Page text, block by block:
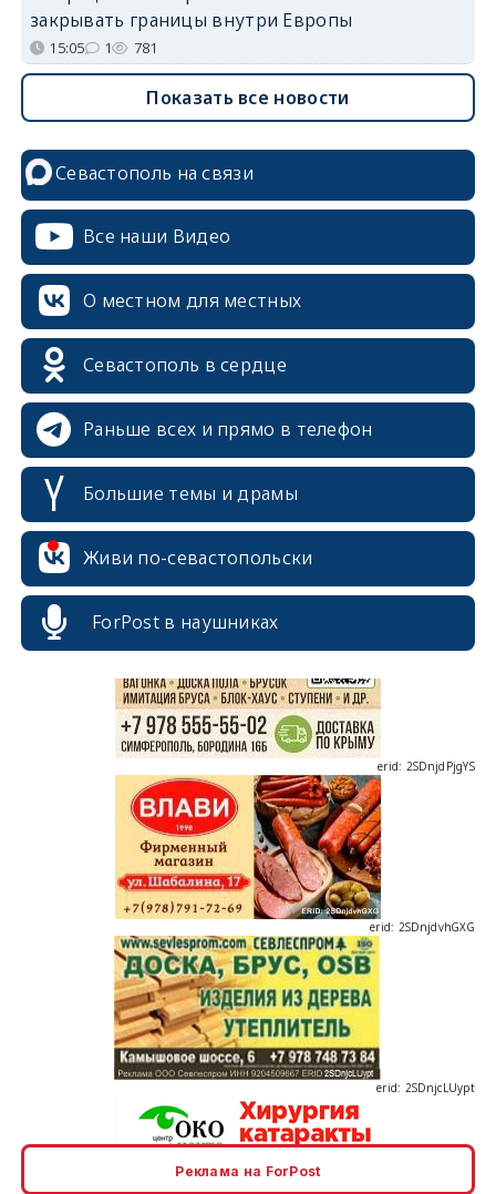
закрывать границы внутри Европы
15:05 1 781
Показать все новости
Севастополь на связи
Все наши Видео
О местном для местных
Севастополь в сердце
Раньше всех и прямо в телефон
Большие темы и драмы
Живи по-севастопольски
ForPost в наушниках
erid: 2SDnjcrDNw6
erid: 2SDnjdPjgYS
erid: 2SDnjdvhGXG
Реклама на ForPost